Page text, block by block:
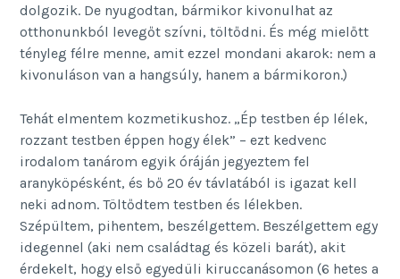
dolgozik. De nyugodtan, bármikor kivonulhat az
otthonunkból levegőt szívni, töltődni. És még mielőtt
tényleg félre menne, amit ezzel mondani akarok: nem a
kivonuláson van a hangsúly, hanem a bármikoron.)
Tehát elmentem kozmetikushoz. „Ép testben ép lélek,
rozzant testben éppen hogy élek” – ezt kedvenc
irodalom tanárom egyik óráján jegyeztem fel
aranyköpésként, és bő 20 év távlatából is igazat kell
neki adnom. Töltődtem testben és lélekben.
Szépültem, pihentem, beszélgettem. Beszélgettem egy
idegennel (aki nem családtag és közeli barát), akit
érdekelt, hogy első egyedüli kiruccanásomon (6 hetes a